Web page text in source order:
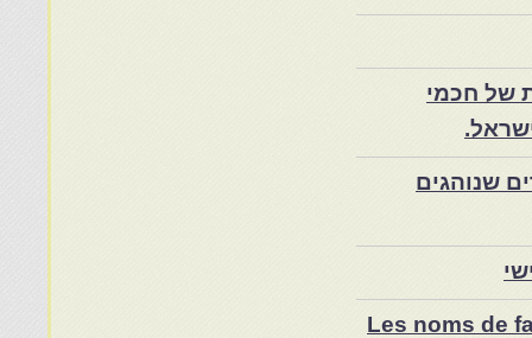
של חכמי
שנוהגים
Les noms de